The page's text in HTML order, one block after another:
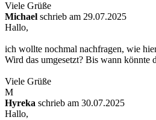
Viele Grüße
Michael schrieb am 29.07.2025
Hallo,
ich wollte nochmal nachfragen, wie
Wird das umgesetzt? Bis wann könnte
Viele Grüße
M
Hyreka schrieb am 30.07.2025
Hallo,